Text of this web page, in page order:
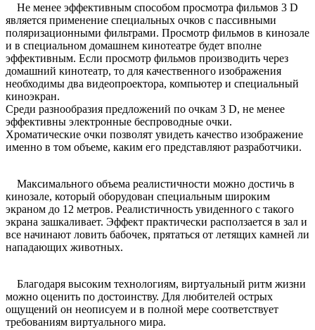
Не менее эффективным способом просмотра фильмов 3 D
является применение специальных очков с пассивными
поляризационными фильтрами. Просмотр фильмов в кинозале
и в специальном домашнем кинотеатре будет вполне
эффективным. Если просмотр фильмов производить через
домашний кинотеатр, то для качественного изображения
необходимы два видеопроектора, компьютер и специальный
киноэкран.
Среди разнообразия предложений по очкам 3 D, не менее
эффективны электронные беспроводные очки.
Хроматические очки позволят увидеть качество изображение
именно в том объеме, каким его представляют разработчики.
Максимального объема реалистичности можно достичь в
кинозале, который оборудован специальным широким
экраном до 12 метров. Реалистичность увиденного с такого
экрана зашкаливает. Эффект практически расползается в зал и
все начинают ловить бабочек, прятаться от летящих камней ли
нападающих животных.
Благодаря высоким технологиям, виртуальный ритм жизни
можно оценить по достоинству. Для любителей острых
ощущений он неописуем и в полной мере соответствует
требованиям виртуального мира.